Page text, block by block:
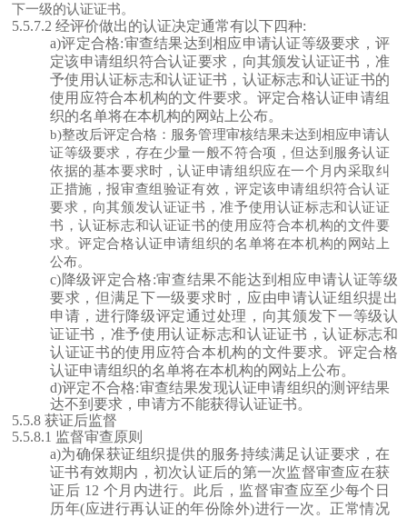
下一级的认证证书。
5.5.7.2 经评价做出的认证决定通常有以下四种:
a)评定合格:审查结果达到相应申请认证等级要求，评
定该申请组织符合认证要求，向其颁发认证证书，准
予使用认证标志和认证证书，认证标志和认证证书的
使用应符合本机构的文件要求。评定合格认证申请组
织的名单将在本机构的网站上公布。
b)整改后评定合格：服务管理审核结果未达到相应申请认
证等级要求，存在少量一般不符合项，但达到服务认证
依据的基本要求时，认证申请组织应在一个月内采取纠
正措施，报审查组验证有效，评定该申请组织符合认证
要求，向其颁发认证证书，准予使用认证标志和认证证
书，认证标志和认证证书的使用应符合本机构的文件要
求。评定合格认证申请组织的名单将在本机构的网站上
公布。
c)降级评定合格:审查结果不能达到相应申请认证等级
要求，但满足下一级要求时，应由申请认证组织提出
申请，进行降级评定通过处理，向其颁发下一等级认
证证书，准予使用认证标志和认证证书，认证标志和
认证证书的使用应符合本机构的文件要求。评定合格
认证申请组织的名单将在本机构的网站上公布。
d)评定不合格:审查结果发现认证申请组织的测评结果
达不到要求，申请方不能获得认证证书。
5.5.8 获证后监督
5.5.8.1 监督审查原则
a)为确保获证组织提供的服务持续满足认证要求，在
证书有效期内，初次认证后的第一次监督审查应在获
证后 12 个月内进行。此后，监督审查应至少每个日
历年(应进行再认证的年份除外)进行一次。正常情况